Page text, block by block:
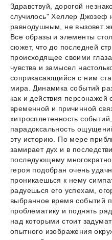
Здравствуй, дорогой
случилось" Хеллер Джозеф
равнодушным, не вызовет
Все образы и элементы
сюжет, что до последней
происходящее своими
чувства и замысел
соприкасающийся с ним
мира. Динамика событий
как и действия персонажей
временной и причинной
хитросплетенность
парадоксальность
эту историю. По мере
замирает дух и в
последующему
героя подобран очень
проникаешься к нему
радуешься его успехам,
выбранное время событий
проблематику и поднять
над которыми стоит
опытного изображения